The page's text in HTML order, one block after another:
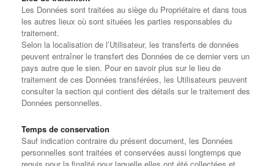
Les Données sont traitées au siège du Propriétaire et dans tous
les autres lieux où sont situées les parties responsables du
traitement.
Selon la localisation de l’Utilisateur, les transferts de données
peuvent entraîner le transfert des Données de ce dernier vers un
pays autre que le sien. Pour en savoir plus sur le lieu de
traitement de ces Données transférées, les Utilisateurs peuvent
consulter la section qui contient des détails sur le traitement des
Données personnelles.
Temps de conservation
Sauf indication contraire du présent document, les Données
personnelles sont traitées et conservées aussi longtemps que